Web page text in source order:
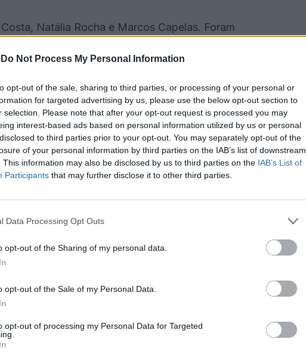
Do Not Process My Personal Information
opt-out of the sale, sharing to third parties, or processing of your personal or
for targeted advertising by us, please use the below opt-out section to
selection. Please note that after your opt-out request is processed you may
interest-based ads based on personal information utilized by us or personal
to third parties prior to your opt-out. You may separately opt-out of the
of your personal information by third parties on the IAB’s list of downstream
This information may also be disclosed by us to third parties on the IAB’s List of
Participants that may further disclose it to other third parties.
Data Processing Opt Outs
opt-out of the Sharing of my personal data.
opt-out of the Sale of my Personal Data.
opt-out of processing my Personal Data for Targeted
Natália Rocha e Marcos Capelas. Foram
dois órgãos.
Federativo
novos órgãos concelhios e distritais entram
federativo.
o compromisso aprovado em Congresso
a melhoria das condições de vida da
e habitação para os jovens e a qualidade dos
se como uma “Alternativa Séria, Preparada e de
federativos do PS
também constituídos os novos órgãos
e Hermínia Henriques como presidente das